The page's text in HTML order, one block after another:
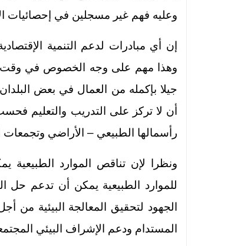
وعليه فهم غير مسجلين في إحصائيات
إن أي مبادرات لدعم التنمية
وهذا مهم على وجه الخصوص في وقت تهدد
جيلا بإكمله من العمال في بعض
أن لا تركز على التدريب والتعليم
رأسمالها الطبيعي – الأراضي وتجمعات
ونظرا لإن تناقص الموارد الطبيعية
للموارد الطبيعية يمكن أن تدعم حل
الجهود لتحقيق المعالجة البيئية من
المستدام ودعم الإشراف البيئي